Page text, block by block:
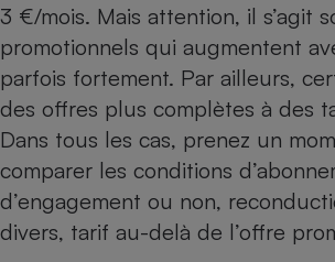
3 €/mois. Mais attention, il s’agit
promotionnels qui augmentent
parfois fortement. Par ailleurs,
des offres plus complètes à des
Dans tous les cas, prenez un
comparer les conditions
d’engagement ou non,
divers, tarif au-delà de l’offre